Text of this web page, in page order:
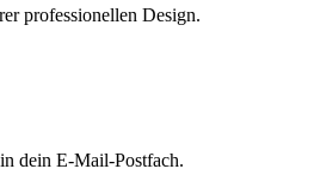
professionellen Design.
dein E-Mail-Postfach.